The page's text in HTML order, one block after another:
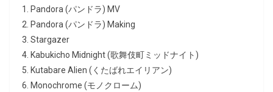
1. Pandora (パンドラ) MV
2. Pandora (パンドラ) Making
3. Stargazer
4. Kabukicho Midnight (歌舞伎町ミッドナイト)
5. Kutabare Alien (くたばれエイリアン)
6. Monochrome (モノクローム)